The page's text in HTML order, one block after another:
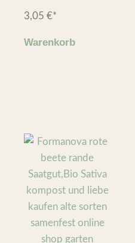
3,05 €*
Warenkorb